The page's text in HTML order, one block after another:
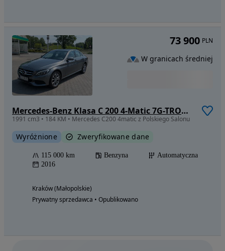
Mercedes-Benz Klasa C 200 4-Matic 7G-TRONIC
1991 cm3 • 184 KM • Mercedes C200 4matic z Polskiego Salonu
Wyróżnione Zweryfikowane dane
115 000 km Benzyna
Automatyczna
2016
Kraków (Małopolskie)
Prywatny sprzedawca • Opublikowano
73 900 PLN
W granicach średniej